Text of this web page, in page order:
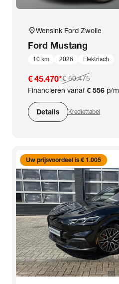
location_onWensink Ford Zwolle
Ford Mustang
10 km 2026 Elektrisch
€ 45.470*€ 50.475
Financieren vanaf€ 556 p/m
Details Krediettabel
Uw prijsvoordeel is € 1.005